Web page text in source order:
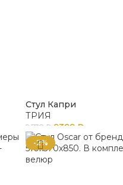
Стул Капри
ТРИЯ
9578 ₽ 9399 ₽
-2%